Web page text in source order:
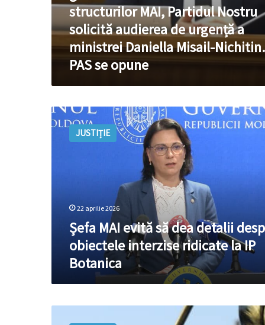
urgență
a
ministrei
Daniella
Misail-
Nichitin.
PAS
opune
structurilor MAI, Partidul Nostru
solicită audierea de urgență a
ministrei Daniella Misail-Nichitin.
PAS se opune
Șefa
MAI
interzise
ridicate
Botanica
JUSTIȚIE
22 aprilie 2026
Șefa MAI evită să dea detalii
obiectele interzise ridicate la IP
Botanica